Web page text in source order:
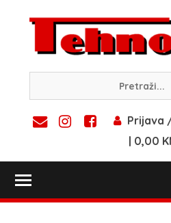
content
Prijava
| 0,00